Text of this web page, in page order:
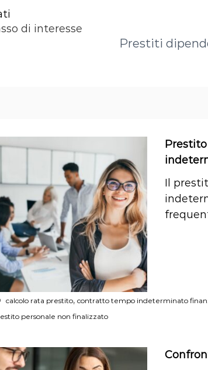
di interesse
Prestiti
Il
calcolo rata prestito, contratto tempo indeterminato
personale non finalizzato